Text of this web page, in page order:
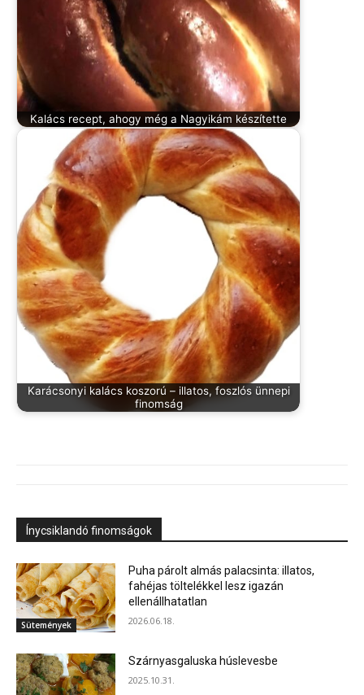
Kalács recept, ahogy még a Nagyikám készítette
Karácsonyi kalács koszorú – illatos, foszlós ünnepi
finomság
Ínycsiklandó finomságok
Sütemények
Puha párolt almás palacsinta: illatos,
fahéjas töltelékkel lesz igazán
ellenállhatatlan
2026.06.18.
Szárnyasgaluska húslevesbe
2025.10.31.